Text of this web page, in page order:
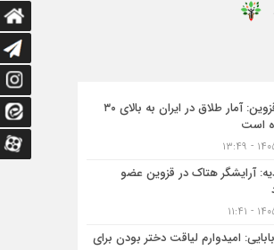
آن شب وحشتناک در خانه «عصمت» از
امام جمعه قزوین: آمار طلاق در ایران به بالای ۳۰
است
آرایشگر هتاک در قزوین عضو
امیدوارم لیاقت دختر بودن برای